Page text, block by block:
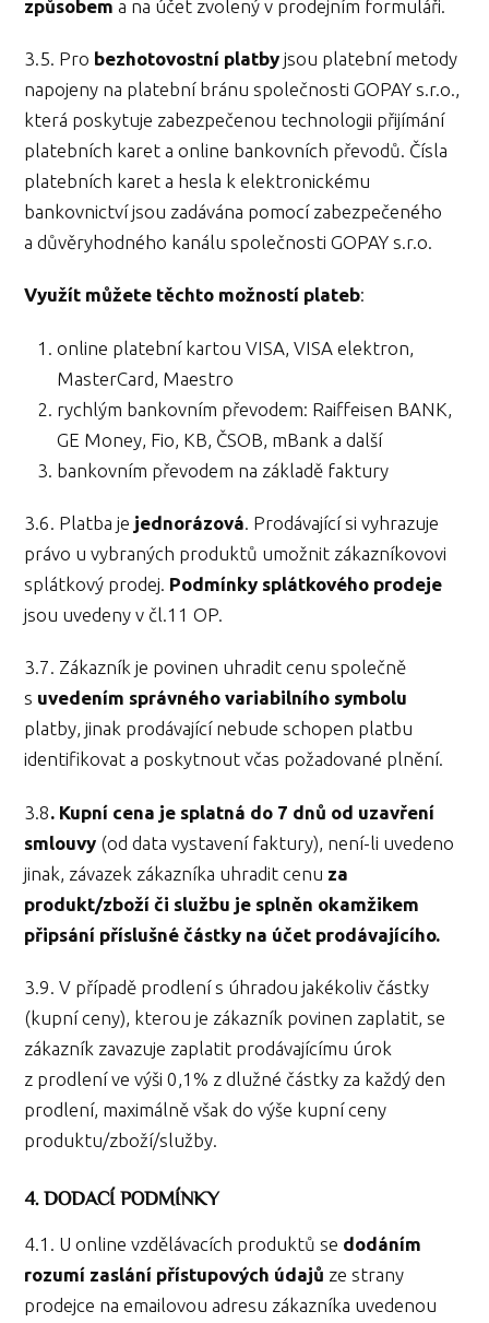
způsobem a na účet zvolený v prodejním formuláři.
3.5. Pro bezhotovostní platby jsou platební metody
napojeny na platební bránu společnosti GOPAY s.r.o.,
která poskytuje zabezpečenou technologii přijímání
platebních karet a online bankovních převodů. Čísla
platebních karet a hesla k elektronickému
bankovnictví jsou zadávána pomocí zabezpečeného
a důvěryhodného kanálu společnosti GOPAY s.r.o.
Využít můžete těchto možností plateb:
online platební kartou VISA, VISA elektron,
MasterCard, Maestro
rychlým bankovním převodem: Raiffeisen BANK,
GE Money, Fio, KB, ČSOB, mBank a další
bankovním převodem na základě faktury
3.6. Platba je jednorázová. Prodávající si vyhrazuje
právo u vybraných produktů umožnit zákazníkovovi
splátkový prodej. Podmínky splátkového prodeje
jsou uvedeny v čl.11 OP.
3.7. Zákazník je povinen uhradit cenu společně
s uvedením správného variabilního symbolu
platby, jinak prodávající nebude schopen platbu
identifikovat a poskytnout včas požadované plnění.
3.8. Kupní cena je splatná do 7 dnů od uzavření
smlouvy (od data vystavení faktury), není-li uvedeno
jinak, závazek zákazníka uhradit cenu za
produkt/zboží či službu je splněn okamžikem
připsání příslušné částky na účet prodávajícího.
3.9. V případě prodlení s úhradou jakékoliv částky
(kupní ceny), kterou je zákazník povinen zaplatit, se
zákazník zavazuje zaplatit prodávajícímu úrok
z prodlení ve výši 0,1% z dlužné částky za každý den
prodlení, maximálně však do výše kupní ceny
produktu/zboží/služby.
4. DODACÍ PODMÍNKY
4.1. U online vzdělávacích produktů se dodáním
rozumí zaslání přístupových údajů ze strany
prodejce na emailovou adresu zákazníka uvedenou